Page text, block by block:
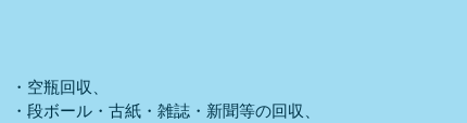
・空瓶回収、
・段ボール・古紙・雑誌・新聞等の回収、